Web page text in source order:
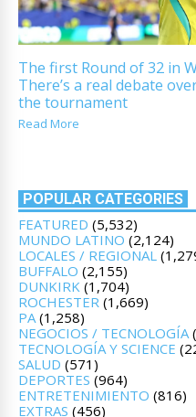
The first Round of 32 in
There’s a real debate
the tournament
Read More
POPULAR CATEGORIES
FEATURED (5,532)
MUNDO LATINO (2,124)
LOCALES / REGIONAL
BUFFALO (2,155)
DUNKIRK (1,704)
ROCHESTER (1,669)
PA(1,258)
NEGOCIOS / TECNOLOGÍA
TECNOLOGÍA Y SCIENCE
SALUD (571)
DEPORTES (964)
ENTRETENIMIENTO (816)
EXTRAS (456)